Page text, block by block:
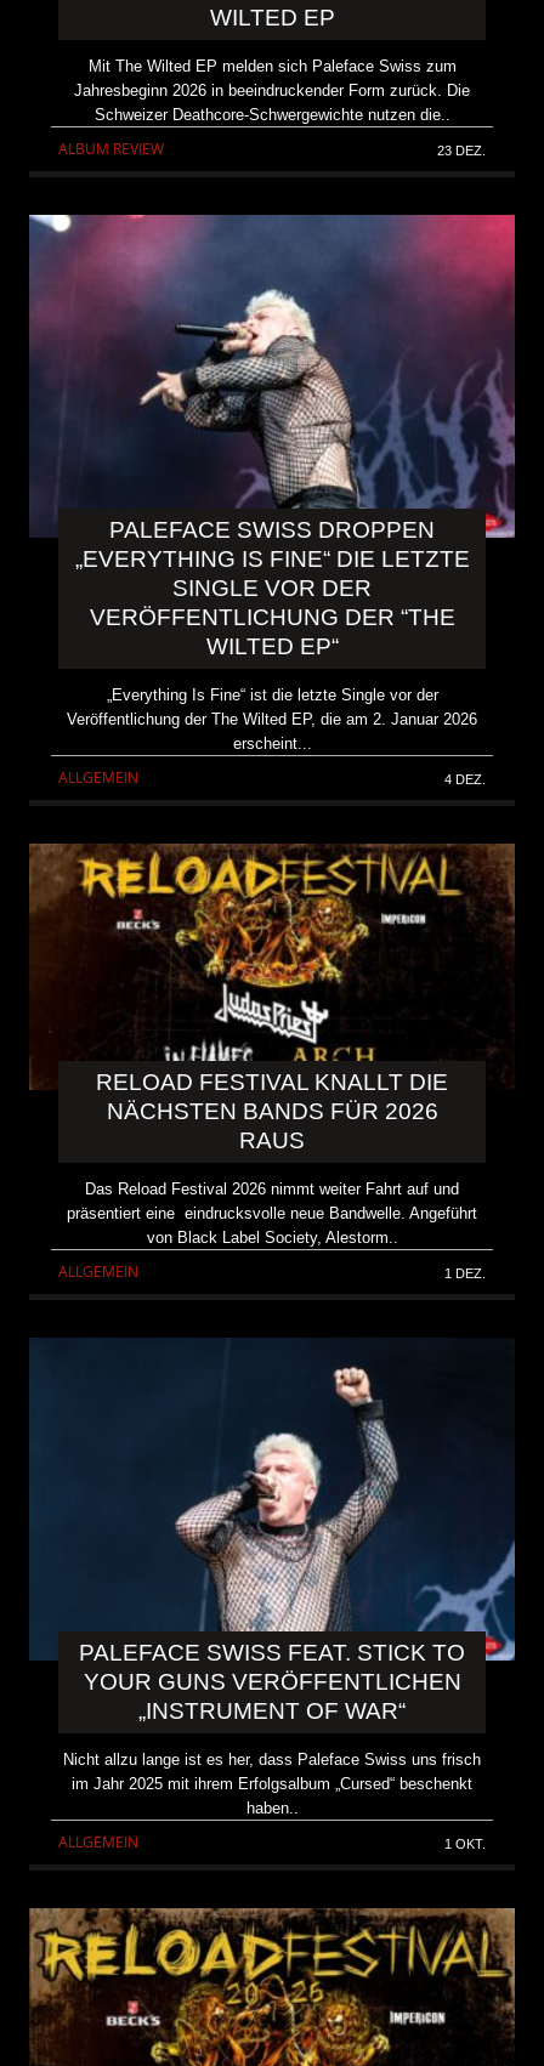
WILTED EP
Mit The Wilted EP melden sich Paleface Swiss zum
Jahresbeginn 2026 in beeindruckender Form zurück. Die
Schweizer Deathcore-Schwergewichte nutzen die..
ALBUM REVIEW 23 DEZ.
PALEFACE SWISS DROPPEN
„EVERYTHING IS FINE“ DIE LETZTE
SINGLE VOR DER
VERÖFFENTLICHUNG DER “THE
WILTED EP“
„Everything Is Fine“ ist die letzte Single vor der
Veröffentlichung der The Wilted EP, die am 2. Januar 2026
erscheint...
ALLGEMEIN 4 DEZ.
RELOAD FESTIVAL KNALLT DIE
NÄCHSTEN BANDS FÜR 2026
RAUS
Das Reload Festival 2026 nimmt weiter Fahrt auf und
präsentiert eine eindrucksvolle neue Bandwelle. Angeführt
von Black Label Society, Alestorm..
ALLGEMEIN 1 DEZ.
PALEFACE SWISS FEAT. STICK TO
YOUR GUNS VERÖFFENTLICHEN
„INSTRUMENT OF WAR“
Nicht allzu lange ist es her, dass Paleface Swiss uns frisch
im Jahr 2025 mit ihrem Erfolgsalbum „Cursed“ beschenkt
haben..
ALLGEMEIN 1 OKT.